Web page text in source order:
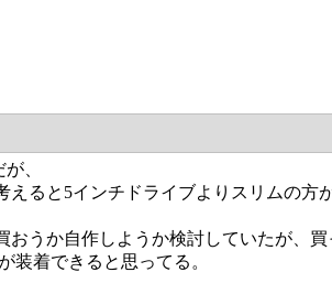
、
ると5インチドライブよりスリムの方
うか自作しようか検討していたが、買
装着できると思ってる。